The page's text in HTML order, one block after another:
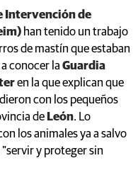
Intervención de
han tenido un trabajo
de mastín que estaban
conocer la Guardia
en la que explican que
dieron con los pequeños
de León. Lo
los animales ya a salvo
"servir y proteger sin